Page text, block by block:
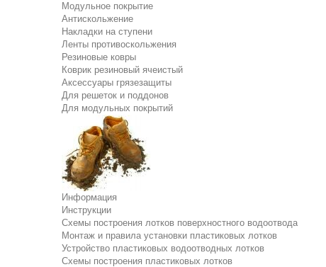
Модульное покрытие
Антискольжение
Накладки на ступени
Ленты противоскольжения
Резиновые ковры
Коврик резиновый ячеистый
Аксессуары грязезащиты
Для решеток и поддонов
Для модульных покрытий
Информация
Инструкции
Схемы построения лотков поверхностного водоотвода
Монтаж и правила установки пластиковых лотков
Устройство пластиковых водоотводных лотков
Схемы построения пластиковых лотков